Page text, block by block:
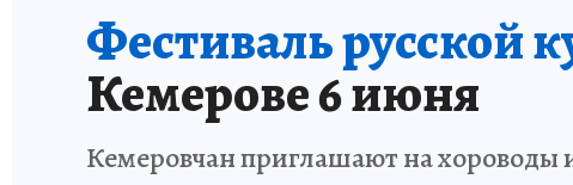
Фестиваль русской
Кемерове 6 июня
Кемеровчан приглашают на хороводы